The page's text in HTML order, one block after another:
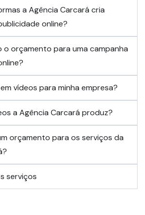
a Agência Carcará cria
online?
o orçamento para uma campanha
vídeos para minha empresa?
a Agência Carcará produz?
orçamento para os serviços da
serviços